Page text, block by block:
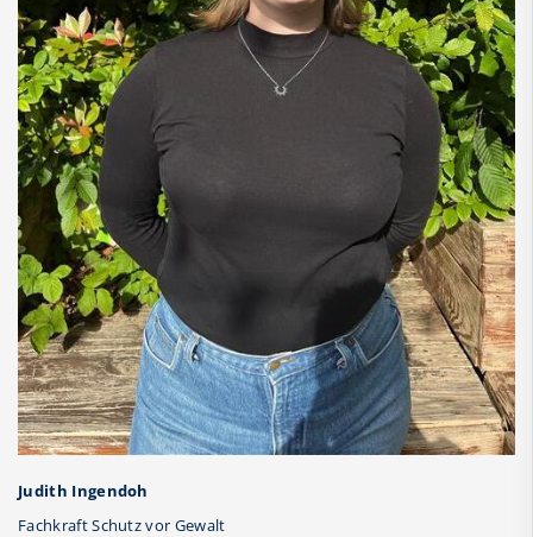
Judith Ingendoh
Fachkraft Schutz vor Gewalt